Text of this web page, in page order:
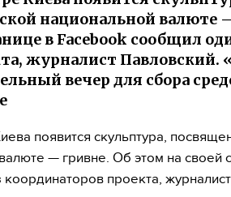
национальной валюте
в Facebook сообщил
журналист Павловский.
вечер для сбора
появится скульптура,
— гривне. Об этом на своей
проекта,